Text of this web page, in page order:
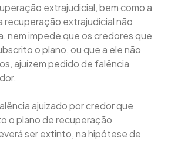
extrajudicial, bem como a
recuperação extrajudicial não
nem impede que os credores que
o plano, ou que a ele não
ajuízem pedido de falência
ajuizado por credor que
o plano de recuperação
ser extinto, na hipótese de